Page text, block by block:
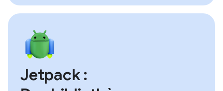
Jetpack :